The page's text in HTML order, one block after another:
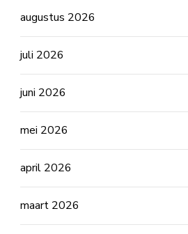
augustus 2026
juli 2026
juni 2026
mei 2026
april 2026
maart 2026